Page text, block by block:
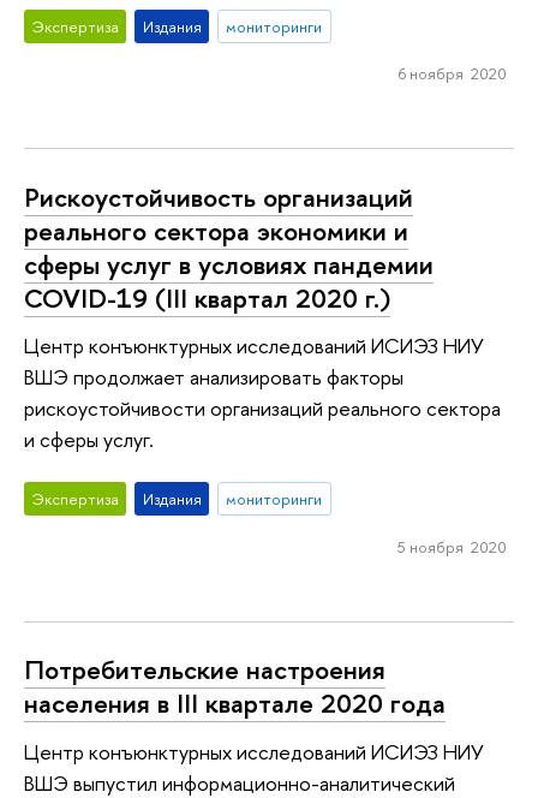
Экспертиза Издания мониторинги
6 ноября 2020
Рискоустойчивость организаций
реального сектора экономики и
сферы услуг в условиях пандемии
COVID-19 (III квартал 2020 г.)
Центр конъюнктурных исследований ИСИЭЗ НИУ
ВШЭ продолжает анализировать факторы
рискоустойчивости организаций реального сектора
и сферы услуг.
Экспертиза Издания мониторинги
5 ноября 2020
Потребительские настроения
населения в III квартале 2020 года
Центр конъюнктурных исследований ИСИЭЗ НИУ
ВШЭ выпустил информационно-аналитический